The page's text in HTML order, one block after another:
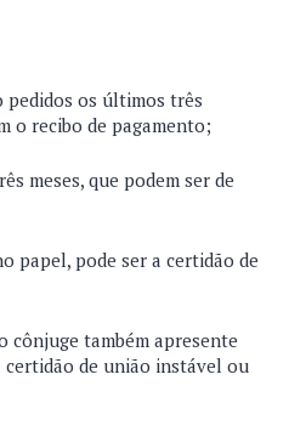
pedidos os últimos três
o recibo de pagamento;
meses, que podem ser de
papel, pode ser a certidão de
cônjuge também apresente
certidão de união instável ou